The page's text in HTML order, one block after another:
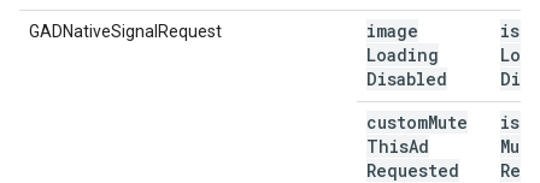
GADNativeSignalRequest
image
Loading
Disabled
is
customMute
ThisAd
Requested
is
Mute